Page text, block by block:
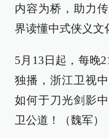
内容为桥，助力
界读懂中式侠义文
5月13日起，每晚
独播，浙江卫视
如何于刀光剑影
卫公道！（魏军）